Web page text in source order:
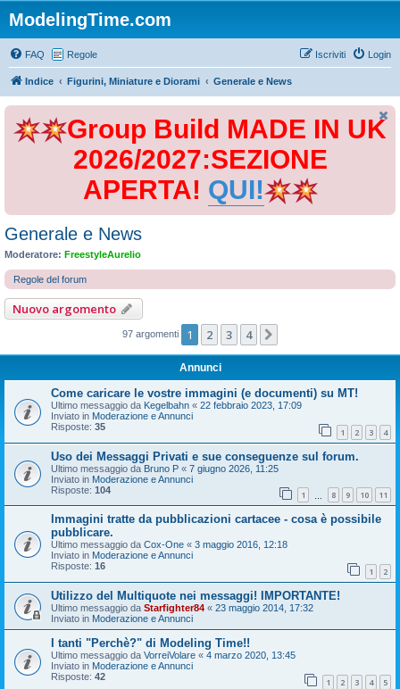
ModelingTime.com
FAQ Regole Login
Iscriviti
Indice Figurini, Miniature e Diorami Generale e News
Group Build MADE IN UK
2026/2027:SEZIONE
APERTA! QUI!
Generale e News
Moderatore: FreestyleAurelio
Regole del forum
Nuovo argomento
97 argomenti 1 2 3 4
Annunci
Come caricare le vostre immagini (e documenti) su MT!
Ultimo messaggio da Kegelbahn « 22 febbraio 2023, 17:09
Inviato in Moderazione e Annunci
Risposte: 35 1 2 3 4
Uso dei Messaggi Privati e sue conseguenze sul forum.
Ultimo messaggio da Bruno P « 7 giugno 2026, 11:25
Inviato in Moderazione e Annunci
Risposte: 104 1 8 9 10 11
Immagini tratte da pubblicazioni cartacee - cosa è possibile
pubblicare.
Ultimo messaggio da Cox-One « 3 maggio 2016, 12:18
Inviato in Moderazione e Annunci
Risposte: 16 1 2
Utilizzo del Multiquote nei messaggi! IMPORTANTE!
Ultimo messaggio da Starfighter84 « 23 maggio 2014, 17:32
Inviato in Moderazione e Annunci
I tanti "Perchè?" di Modeling Time!!
Ultimo messaggio da VorreiVolare « 4 marzo 2020, 13:45
Inviato in Moderazione e Annunci
Risposte: 42 1 2 3 4 5